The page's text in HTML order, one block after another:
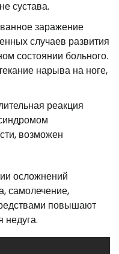
сустава.
заражение
случаев развития
состоянии больного.
нарыва на ноге,
реакция
возможен
осложнений
самолечение,
повышают
недуга.